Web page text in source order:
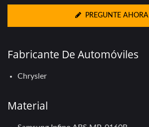
PREGUNTE AHORA
Fabricante De Automóviles
Chrysler
Material